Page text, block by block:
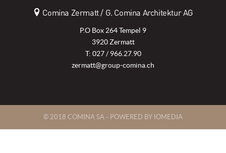
Comina Zermatt / G. Comina Architektur AG
P.O Box 264 Tempel 9
3920 Zermatt
T: 027 / 966.27.90
zermatt@group-comina.ch
© 2018 COMINA SA - POWERED BY IOMEDIA